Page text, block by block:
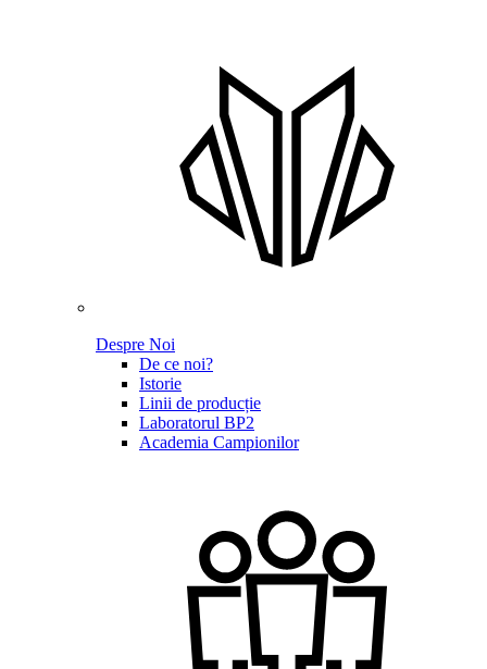
Despre Noi
De ce noi?
Istorie
Linii de producție
Laboratorul BP2
Academia Campionilor